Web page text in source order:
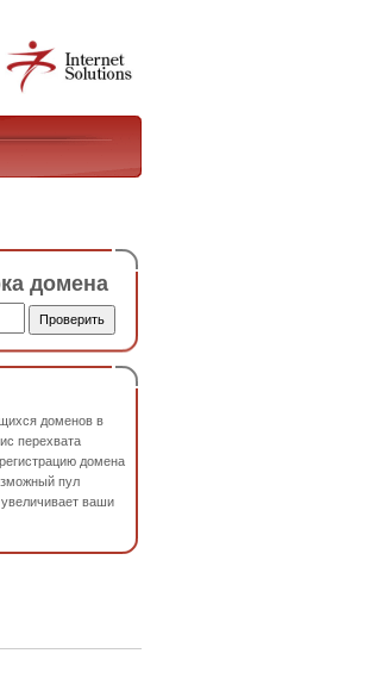
домена
доменов в
перехвата
домена
пул
увеличивает ваши